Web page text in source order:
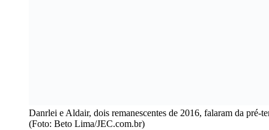
Danrlei e Aldair, dois remanescentes de 2016, falaram da pré-
(Foto: Beto Lima/JEC.com.br)